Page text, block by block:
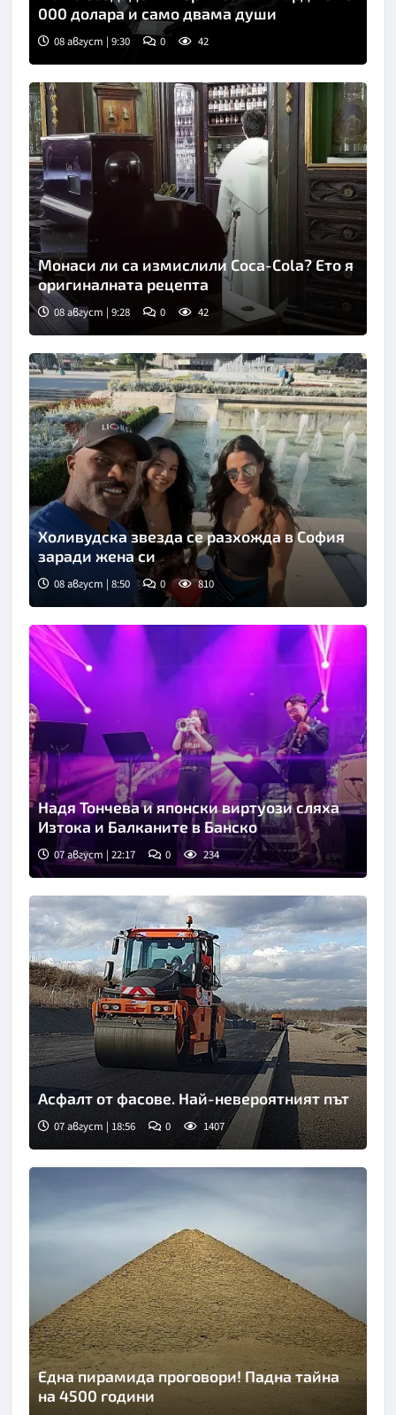
000 долара и само двама души
08 август | 9:30 0 42
Монаси ли са измислили Coca-Cola? Ето я
оригиналната рецепта
08 август | 9:28 0 42
Холивудска звезда се разхожда в София
заради жена си
08 август | 8:50 0 810
Надя Тончева и японски виртуози сляха
Изтока и Балканите в Банско
07 август | 22:17 0 234
Асфалт от фасове. Най-невероятният път
07 август | 18:56 0 1407
Една пирамида проговори! Падна тайна
на 4500 години